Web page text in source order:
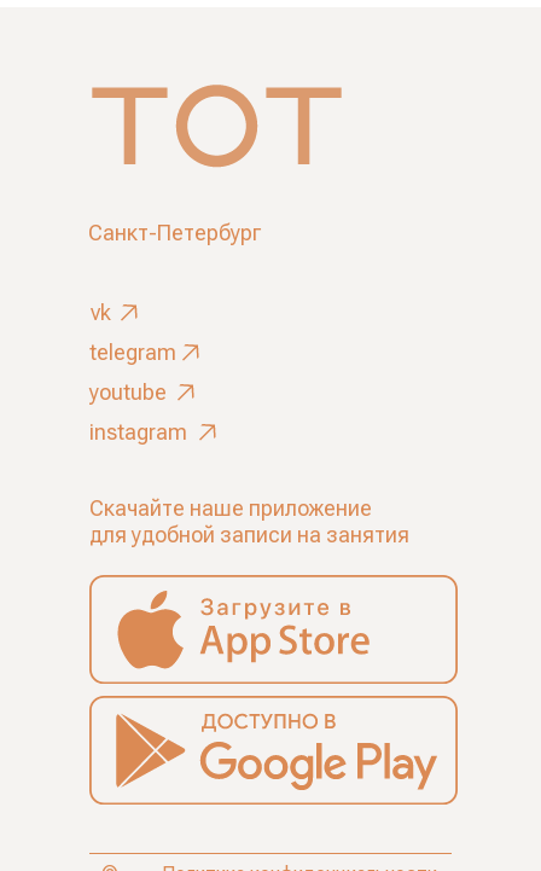
Санкт-Петербург
Скачайте наше приложение
для удобной записи на занятия
instagram
youtube
telegram
vk